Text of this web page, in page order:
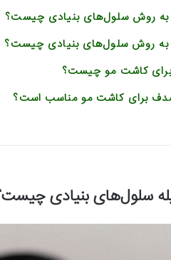
به روش سلول‌های بنیادی چیست؟
روش سلول‌های بنیادی چیست؟
کاشت مو چیست؟
برای کاشت مو مناسب است؟
سلول‌های بنیادی